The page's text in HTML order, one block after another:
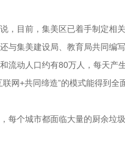
目前，集美区已着手制定相
与集美建设局、教育局共同编
流动人口约有80万人，每天产
网+共同缔造”的模式能得到
每个城市都面临大量的厨余垃